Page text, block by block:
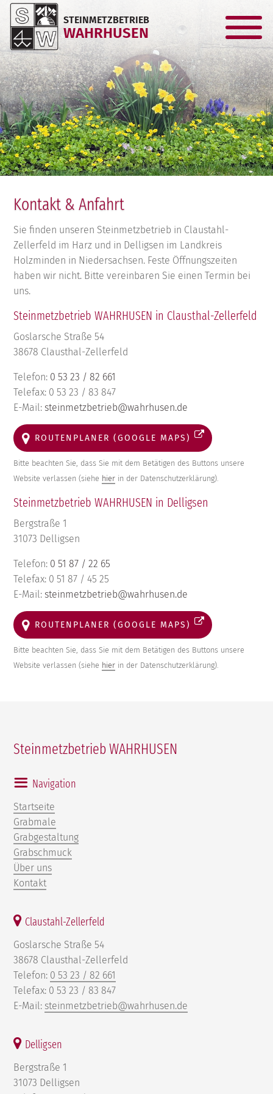
STEINMETZBETRIEB
WAHRHUSEN
Kontakt & Anfahrt
Sie finden unseren Steinmetzbetrieb in Claustahl-
Zellerfeld im Harz und in Delligsen im Landkreis
Holzminden in Niedersachsen. Feste Öffnungszeiten
haben wir nicht. Bitte vereinbaren Sie einen Termin bei
uns.
Steinmetzbetrieb WAHRHUSEN in Clausthal-Zellerfeld
Goslarsche Straße 54
38678 Clausthal-Zellerfeld
Telefon: 0 53 23 / 82 661
Telefax: 0 53 23 / 83 847
E-Mail: steinmetzbetrieb@wahrhusen.de
ROUTENPLANER (GOOGLE MAPS)
Bitte beachten Sie, dass Sie mit dem Betätigen des Buttons unsere
Website verlassen (siehe hier in der Datenschutzerklärung).
Steinmetzbetrieb WAHRHUSEN in Delligsen
Bergstraße 1
31073 Delligsen
Telefon: 0 51 87 / 22 65
Telefax: 0 51 87 / 45 25
E-Mail: steinmetzbetrieb@wahrhusen.de
ROUTENPLANER (GOOGLE MAPS)
Bitte beachten Sie, dass Sie mit dem Betätigen des Buttons unsere
Website verlassen (siehe hier in der Datenschutzerklärung).
Steinmetzbetrieb WAHRHUSEN
Navigation
Startseite
Grabmale
Grabgestaltung
Grabschmuck
Über uns
Kontakt
Claustahl-Zellerfeld
Goslarsche Straße 54
38678 Clausthal-Zellerfeld
Telefon: 0 53 23 / 82 661
Telefax: 0 53 23 / 83 847
E-Mail: steinmetzbetrieb@wahrhusen.de
Delligsen
Bergstraße 1
31073 Delligsen